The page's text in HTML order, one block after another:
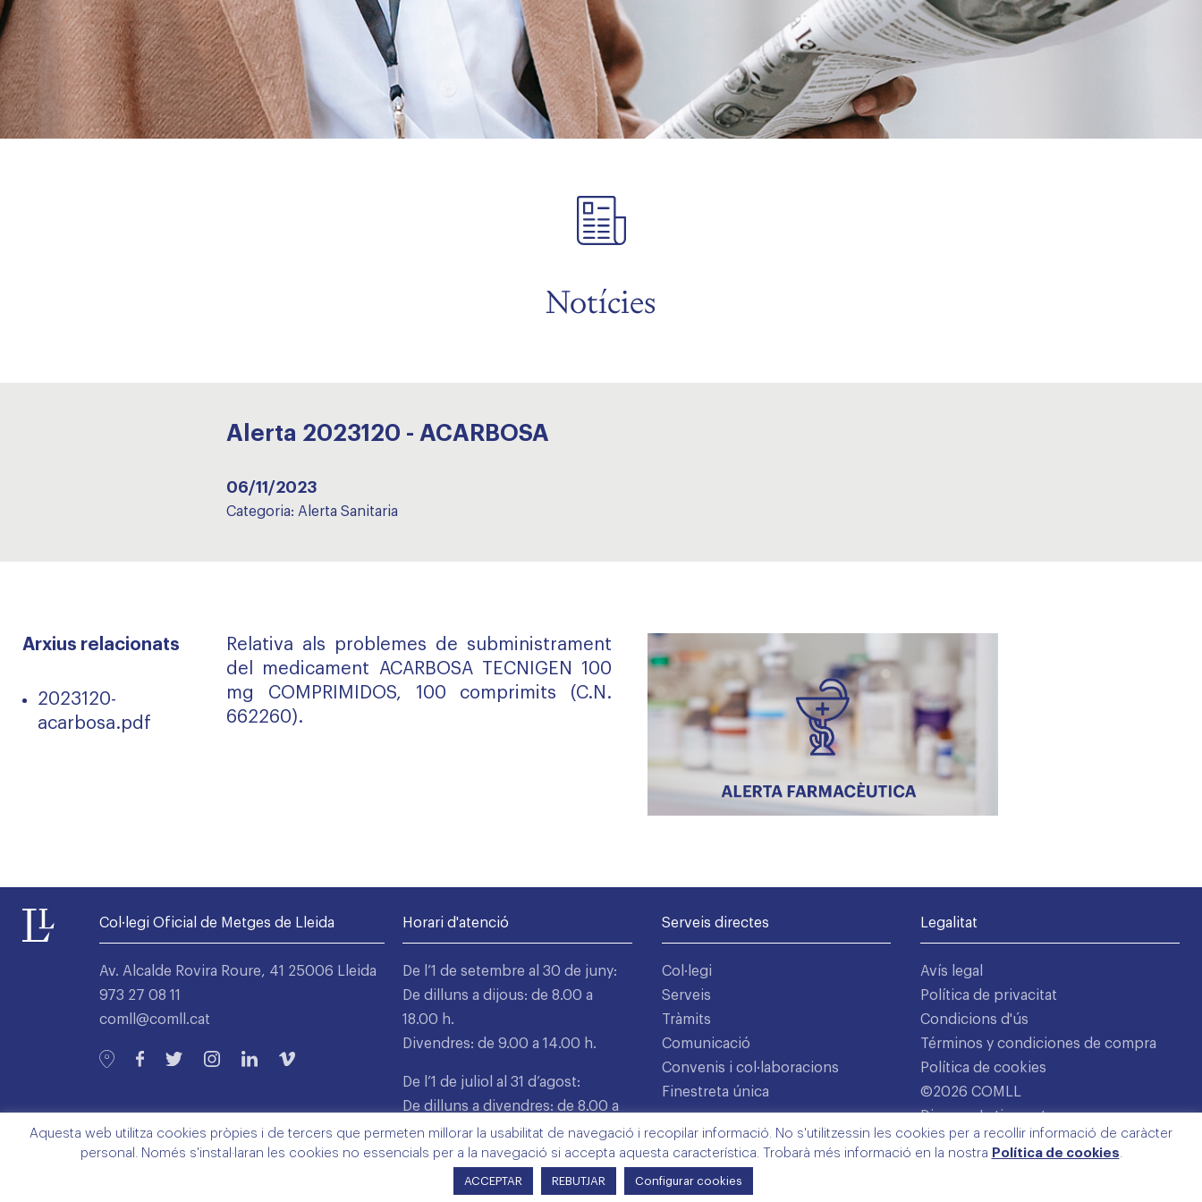
Notícies
Alerta 2023120 - ACARBOSA
06/11/2023
Categoria: Alerta Sanitaria
Arxius relacionats
2023120-
acarbosa.pdf
Relativa als problemes de subministrament
del medicament ACARBOSA TECNIGEN 100
mg COMPRIMIDOS, 100 comprimits (C.N.
662260).
Col·legi Oficial de Metges de Lleida
Av. Alcalde Rovira Roure, 41 25006 Lleida
973 27 08 11
comll@comll.cat
Horari d'atenció
De l’1 de setembre al 30 de juny:
De dilluns a dijous: de 8.00 a
18.00 h.
Divendres: de 9.00 a 14.00 h.
De l’1 de juliol al 31 d’agost:
De dilluns a divendres: de 8.00 a
15.00 h.
Serveis directes
Col·legi
Serveis
Tràmits
Comunicació
Convenis i col·laboracions
Finestreta única
Legalitat
Avís legal
Política de privacitat
Condicions d'ús
Términos y condiciones de compra
Política de cookies
©2026 COMLL
Disseny: Latipo.cat
Aquesta web utilitza cookies pròpies i de tercers que permeten millorar la usabilitat de navegació i recopilar informació. No s'utilitzessin les cookies per a recollir informació de caràcter
personal. Només s'instal·laran les cookies no essencials per a la navegació si accepta aquesta característica. Trobarà més informació en la nostra Política de cookies.
ACCEPTAR REBUTJAR Configurar cookies